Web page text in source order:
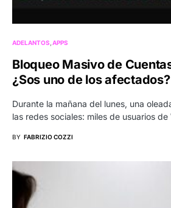
ADELANTOS APPS
Bloqueo Masivo de
¿Sos uno de los afectados?
Durante la mañana del lunes, una
las redes sociales: miles de usuarios
BY FABRIZIO COZZI